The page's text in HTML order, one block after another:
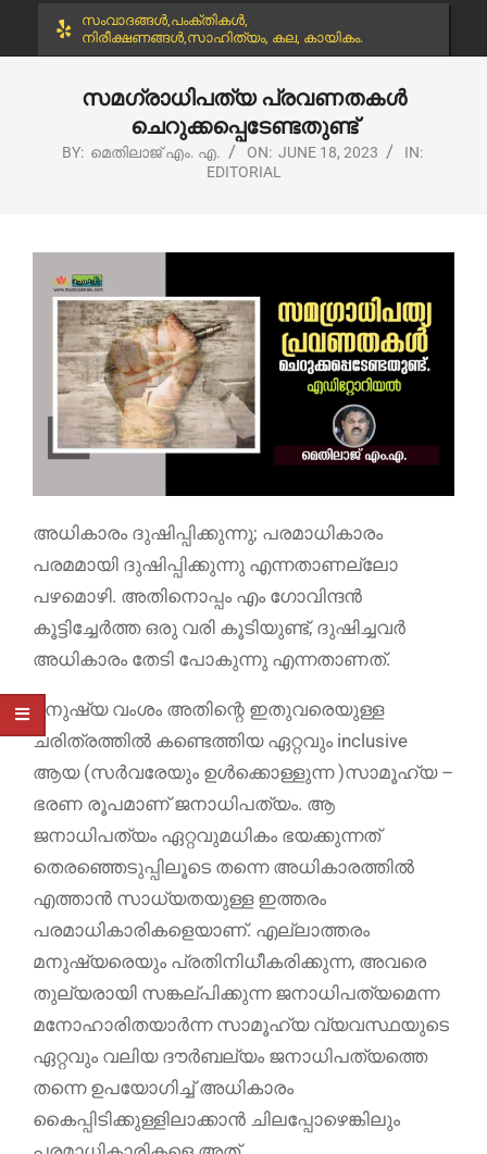
സംവാദങ്ങൾ,പംക്തികൾ,
നിരീക്ഷണങ്ങൾ,സാഹിത്യം, കല, കായികം.
സമഗ്രാധിപത്യ പ്രവണതകൾ
ചെറുക്കപ്പെടേണ്ടതുണ്ട്
BY: മെതിലാജ് എം. എ. ON: JUNE 18, 2023
IN:
EDITORIAL
അധികാരം ദുഷിപ്പിക്കുന്നു; പരമാധികാരം
പരമമായി ദുഷിപ്പിക്കുന്നു എന്നതാണല്ലോ
പഴമൊഴി. അതിനൊപ്പം എം ഗോവിന്ദൻ
കൂട്ടിച്ചേർത്ത ഒരു വരി കൂടിയുണ്ട്, ദുഷിച്ചവർ
അധികാരം തേടി പോകുന്നു എന്നതാണത്.
മനുഷ്യ വംശം അതിന്റെ ഇതുവരെയുള്ള
ചരിത്രത്തിൽ കണ്ടെത്തിയ ഏറ്റവും inclusive
ആയ (സർവരേയും ഉൾക്കൊള്ളുന്ന )സാമൂഹ്യ –
ഭരണ രൂപമാണ് ജനാധിപത്യം. ആ
ജനാധിപത്യം ഏറ്റവുമധികം ഭയക്കുന്നത്
തെരഞ്ഞെടുപ്പിലൂടെ തന്നെ അധികാരത്തിൽ
എത്താൻ സാധ്യതയുള്ള ഇത്തരം
പരമാധികാരികളെയാണ്. എല്ലാത്തരം
മനുഷ്യരെയും പ്രതിനിധീകരിക്കുന്ന, അവരെ
തുല്യരായി സങ്കല്പിക്കുന്ന ജനാധിപത്യമെന്ന
മനോഹാരിതയാർന്ന സാമൂഹ്യ വ്യവസ്ഥയുടെ
ഏറ്റവും വലിയ ദൗർബല്യം ജനാധിപത്യത്തെ
തന്നെ ഉപയോഗിച്ച് അധികാരം
കൈപ്പിടിക്കുള്ളിലാക്കാൻ ചിലപ്പോഴെങ്കിലും